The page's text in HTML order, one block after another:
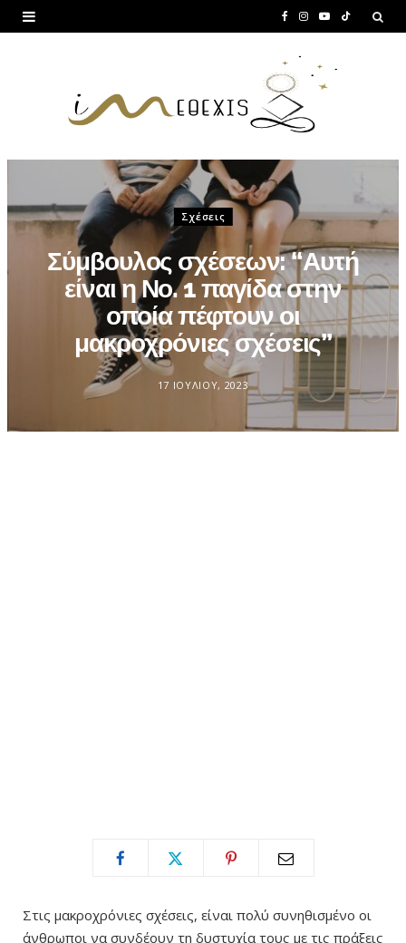
c
e
o
o
k
I
r
a
m
Y
e
T
Σχέσεις
Σύμβουλος σχέσεων: “Αυτή
είναι η Νο. 1 παγίδα στην
οποία πέφτουν οι
μακροχρόνιες σχέσεις”
17 ΙΟΥΛΊΟΥ, 2023
Στις μακροχρόνιες σχέσεις, είναι πολύ συνηθισμένο οι
άνθρωποι να συνδέουν τη δυστυχία τους με τις πράξεις